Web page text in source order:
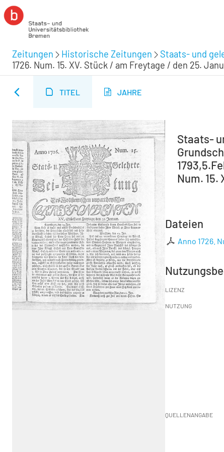
Zeitungen Historische Zeitungen Staats- und
1726. Num. 15. XV. Stück / am Freytage / den 25.
TITEL JAHRE
Staats-
Num. 15.
Dateien
Anno 1726.
LIZENZ
NUTZUNG
QUELLENANGABE